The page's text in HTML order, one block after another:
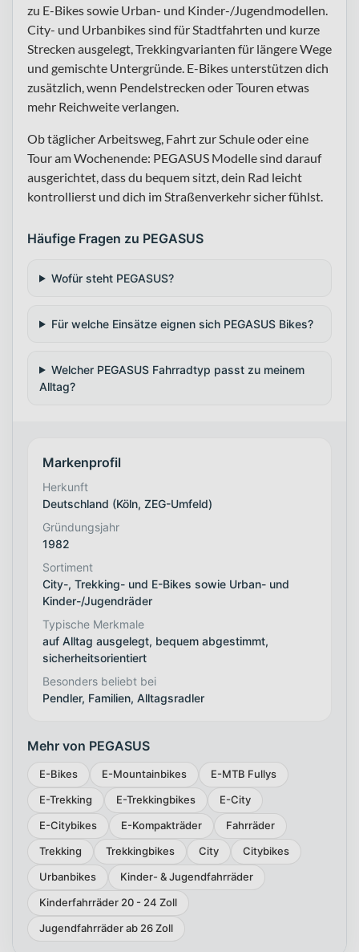
zu E-Bikes sowie Urban- und Kinder-/Jugendmodellen.
City- und Urbanbikes sind für Stadtfahrten und kurze
Strecken ausgelegt, Trekkingvarianten für längere Wege
und gemischte Untergründe. E-Bikes unterstützen dich
zusätzlich, wenn Pendelstrecken oder Touren etwas
mehr Reichweite verlangen.
Ob täglicher Arbeitsweg, Fahrt zur Schule oder eine
Tour am Wochenende: PEGASUS Modelle sind darauf
ausgerichtet, dass du bequem sitzt, dein Rad leicht
kontrollierst und dich im Straßenverkehr sicher fühlst.
Häufige Fragen zu PEGASUS
Wofür steht PEGASUS?
Für welche Einsätze eignen sich PEGASUS Bikes?
Welcher PEGASUS Fahrradtyp passt zu meinem
Alltag?
Markenprofil
Herkunft
Deutschland (Köln, ZEG-Umfeld)
Gründungsjahr
1982
Sortiment
City-, Trekking- und E-Bikes sowie Urban- und
Kinder-/Jugendräder
Typische Merkmale
auf Alltag ausgelegt, bequem abgestimmt,
sicherheitsorientiert
Besonders beliebt bei
Pendler, Familien, Alltagsradler
Mehr von PEGASUS
E-Bikes E-Mountainbikes
E-MTB Fullys
E-Trekking
E-Trekkingbikes
E-City
E-Citybikes
E-Kompakträder
Fahrräder
Trekking
Trekkingbikes City
Citybikes
Urbanbikes
Kinder- & Jugendfahrräder
Kinderfahrräder 20 - 24 Zoll
Jugendfahrräder ab 26 Zoll